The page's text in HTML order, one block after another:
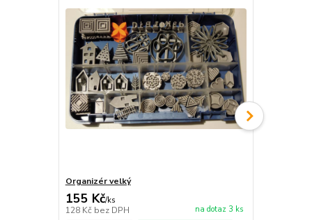
Organizér velký
155 Kč/ks
128 Kč bez DPH na dotaz 3 ks